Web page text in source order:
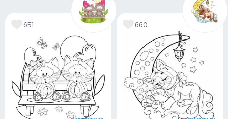
651 660